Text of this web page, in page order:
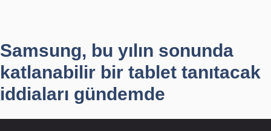
Samsung, bu yılın sonunda
katlanabilir bir tablet tanıtacak
iddiaları gündemde